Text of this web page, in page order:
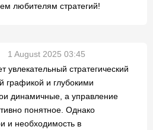
любителям стратегий!
1 August 2025 03:45
увлекательный стратегический
графикой и глубокими
динамичные, а управление
понятное. Однако
и необходимость в